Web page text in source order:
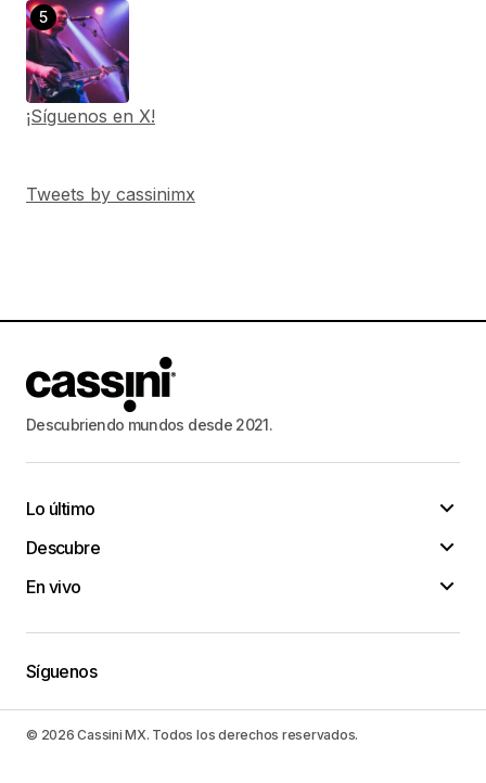
¡Síguenos en X!
Tweets by cassinimx
Descubriendo mundos desde 2021.
Lo último
Descubre
En vivo
Síguenos
© 2026 Cassini MX. Todos los derechos reservados.